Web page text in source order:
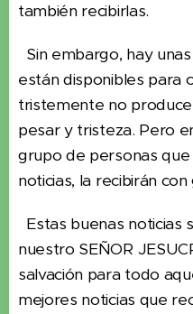
también recibirlas.
Sin embargo, hay
están disponibles para
tristemente no
pesar y tristeza. Pero
grupo de personas
noticias, la recibirán
Estas buenas noticias
nuestro SEÑOR
salvación para todo
mejores noticias que